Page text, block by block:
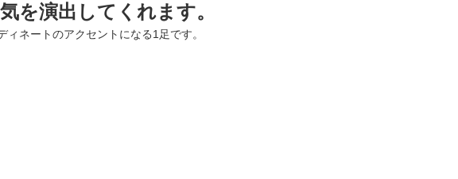
を演出してくれます。
ネートのアクセントになる1足です。